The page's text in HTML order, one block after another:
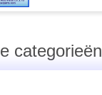
categorieën